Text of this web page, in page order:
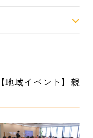
域イベント】親